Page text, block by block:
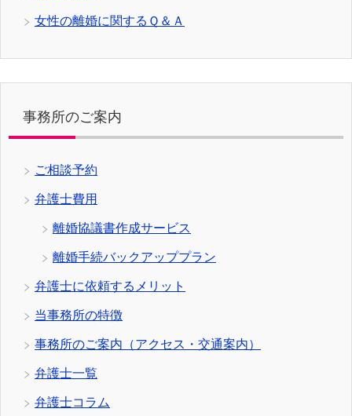
女性の離婚に関するＱ＆Ａ
事務所のご案内
ご相談予約
弁護士費用
離婚協議書作成サービス
離婚手続バックアッププラン
弁護士に依頼するメリット
当事務所の特徴
事務所のご案内（アクセス・交通案内）
弁護士一覧
弁護士コラム